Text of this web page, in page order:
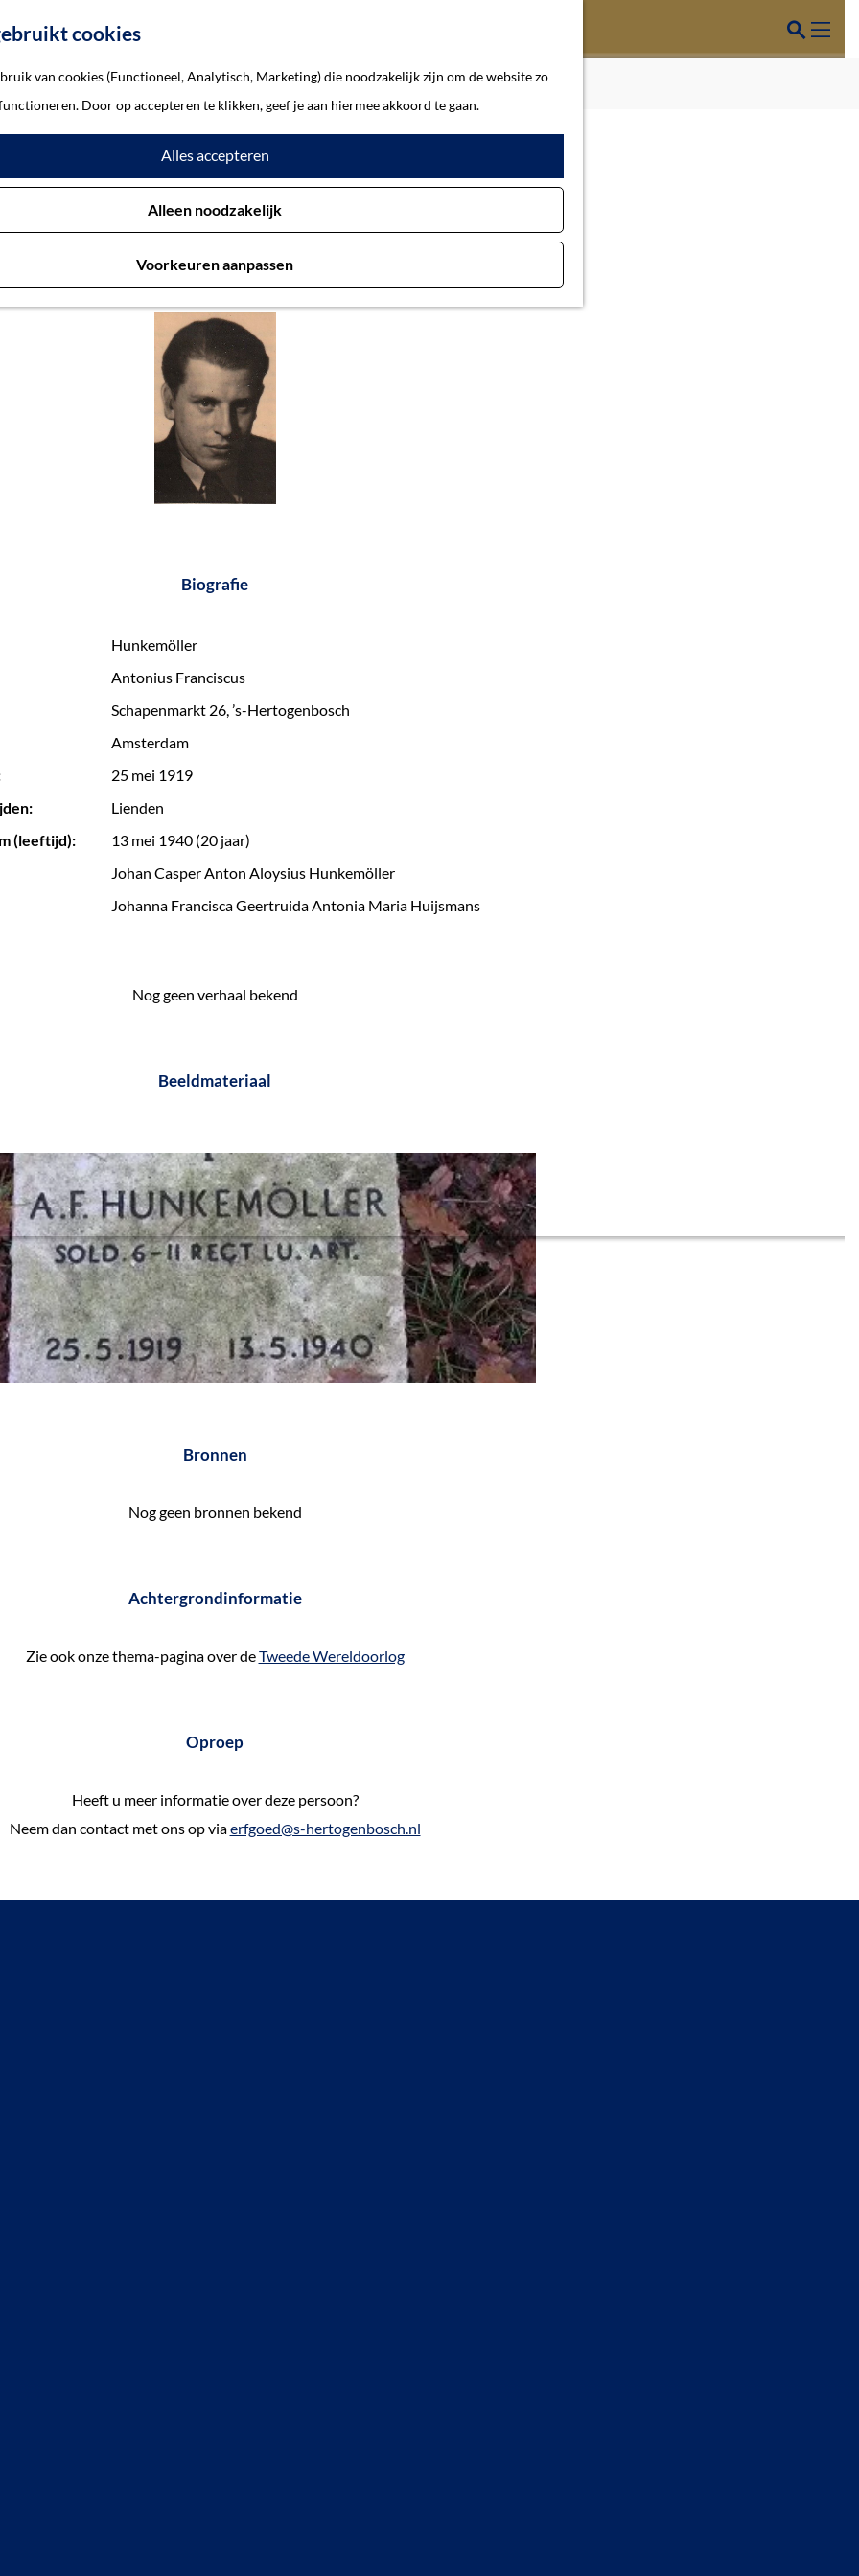
cookies
van cookies (Functioneel, Analytisch, Marketing) die noodzakelijk zijn om de website zo
Door op accepteren te klikken, geef je aan hiermee akkoord te gaan.
Alles accepteren
Alleen noodzakelijk
Voorkeuren aanpassen
Z
oM
Antonius Franciscus
Antonius Franciscus
Amsterdam 25-5-1919 — Lienden 13-5-1940
Biografie
Hunkemöller
Antonius Franciscus
Schapenmarkt 26, ’s-Hertogenbosch
Amsterdam
25 mei 1919
Lienden
(leeftijd):
13 mei 1940 (20 jaar)
Johan Casper Anton Aloysius Hunkemöller
Johanna Francisca Geertruida Antonia Maria Huijsmans
Nog geen verhaal bekend
Beeldmateriaal
Bronnen
Nog geen bronnen bekend
Achtergrondinformatie
Zie ook onze thema-pagina over deTweede Wereldoorlog
Oproep
Heeft u meer informatie over deze persoon?
Neem dan contact met ons op viaerfgoed@s-hertogenbosch.nl